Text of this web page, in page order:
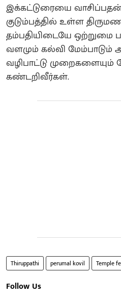
இக்கட்டுரையை
குடும்பத்தில் உள்ள
தம்பதியிடையே ஒற்றுமை
வளமும் கல்வி மேம்பாடும்
வழிபாட்டு
கண்டறிவீர்கள்.
Thiruppathi perumal kovil Temple
Follow Us